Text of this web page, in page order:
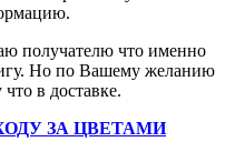
получателю что именно
Но по Вашему желанию
что в доставке.
ЗА ЦВЕТАМИ